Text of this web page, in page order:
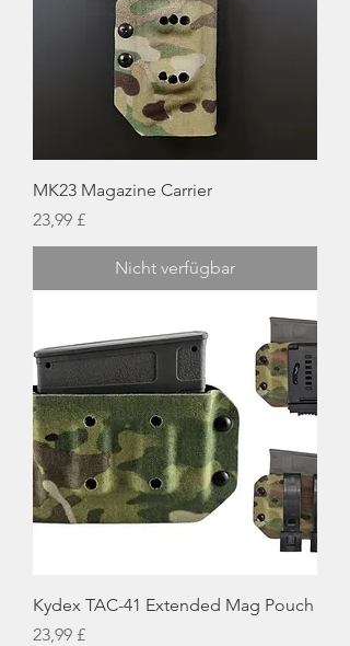
MK23 Magazine Carrier
Preis
23,99 £
Nicht verfügbar
Kydex TAC-41 Extended Mag Pouch
Preis
23,99 £